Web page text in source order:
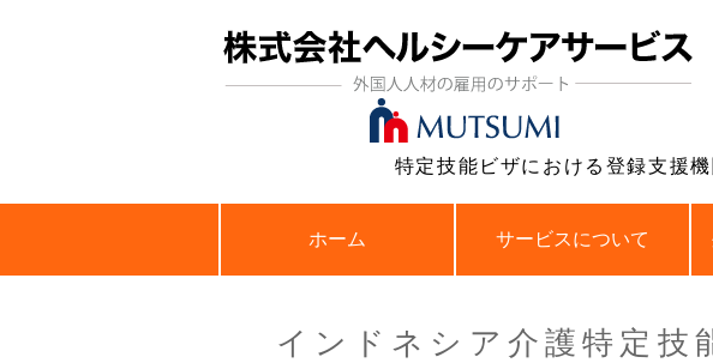
特定技能ビザにおける登録支援
ホーム サービスについて
インドネシア介護特定技